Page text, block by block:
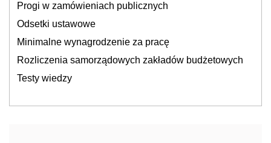
Progi w zamówieniach publicznych
Odsetki ustawowe
Minimalne wynagrodzenie za pracę
Rozliczenia samorządowych zakładów budżetowych
Testy wiedzy